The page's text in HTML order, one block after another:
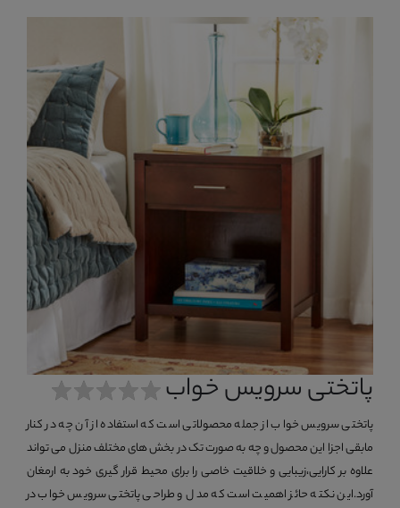
پاتختی سرویس خواب
پاتختی سرویس خواب از جمله محصولاتی است که استفاده از آن چه در کنار
مابقی اجزا این محصول و چه به صورت تک در بخش های مختلف منزل می تواند
علاوه بر کارایی،زیبایی و خلاقیت خاصی را برای محیط قرار گیری خود به ارمغان
آورد.این نکته حائز اهمیت است که مدل و طراحی پاتختی سرویس خواب در